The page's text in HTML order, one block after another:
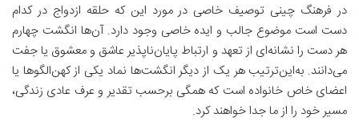
در فرهنگ چینی توصیف خاصی در مورد این که حلقه ازدواج در کدام
دست است موضوع جالب و ایده خاصی وجود دارد. آن‌ها انگشت چهارم
هر دست را نشانه‌ای از تعهد و ارتباط پایان‌ناپذیر عاشق و معشوق یا جفت
می‌دانند. به‌این‌ترتیب هر یک از دیگر انگشت‌ها نماد یکی از کهن‌الگوها یا
اعضای خاص خانواده است که همگی برحسب تقدیر و عرف عادی زندگی،
مسیر خود را از ما جدا خواهند کرد.